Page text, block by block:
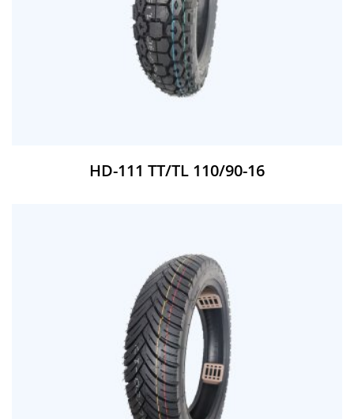
HD-111 TT/TL 110/90-16